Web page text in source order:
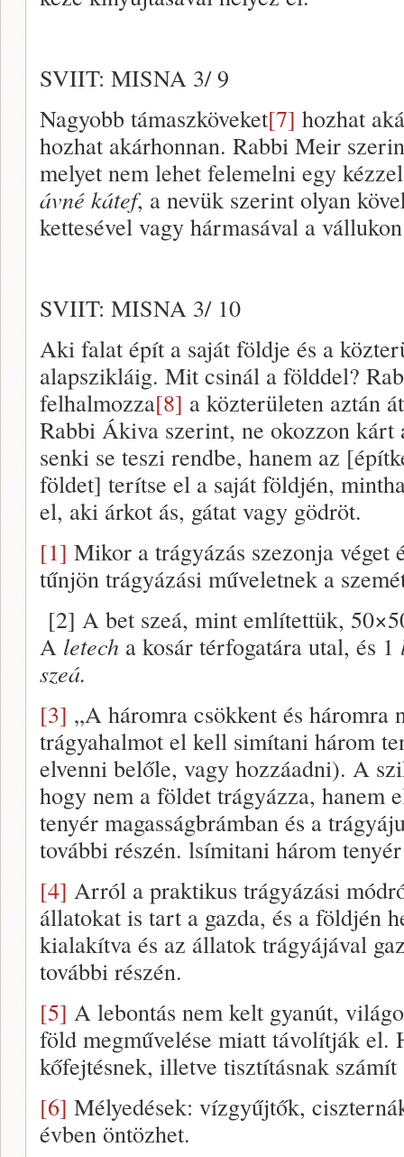
SVIIT: MISNA 3/ 9
Nagyobb támaszköveket[7] hozhat
hozhat akárhonnan. Rabbi Meir
melyet nem lehet felemelni egy
ávné kátef, a nevük szerint olyan
kettesével vagy hármasával a
SVIIT: MISNA 3/ 10
Aki falat épít a saját földje és a
alapszikláig. Mit csinál a földdel?
felhalmozza[8] a közterületen aztán
Rabbi Ákiva szerint, ne okozzon kárt
senki se teszi rendbe, hanem az
földet] terítse el a saját földjén,
el, aki árkot ás, gátat vagy gödröt.
[1] Mikor a trágyázás szezonja véget
tűnjön trágyázási műveletnek a
[2] A bet szeá, mint említettük,
A letech a kosár térfogatára utal, és 1
szeá.
[3] „A háromra csökkent és háromra
trágyahalmot el kell simítani három
elvenni belőle, vagy hozzáadni). A
hogy nem a földet trágyázza, hanem
tenyér magasságbrámban és a
további részén. lsímitani három tenyér
[4] Arról a praktikus trágyázási
állatokat is tart a gazda, és a földjén
kialakítva és az állatok trágyájával
további részén.
[5] A lebontás nem kelt gyanút,
föld megművelése miatt távolítják el.
kőfejtésnek, illetve tisztításnak
[6] Mélyedések: vízgyűjtők,
évben öntözhet.